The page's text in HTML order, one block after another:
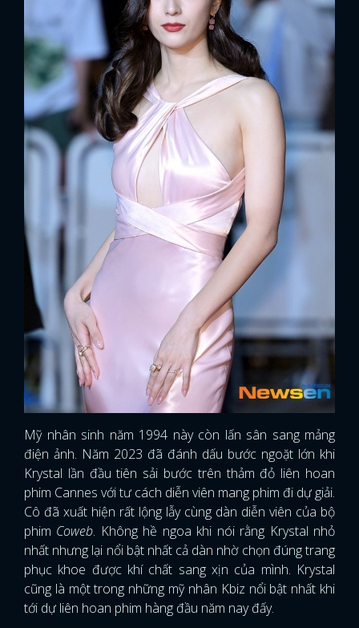
Mỹ nhân sinh năm 1994 này còn lấn sân sang mảng
điện ảnh. Năm 2023 đã đánh dấu bước ngoặt lớn khi
Krystal lần đầu tiên sải bước trên thảm đỏ liên hoan
phim Cannes với tư cách diễn viên mang phim đi dự giải.
Cô đã xuất hiện rất lộng lẫy cùng dàn diễn viên của bộ
phim Coweb. Không hề ngoa khi nói rằng Krystal nhỏ
nhất nhưng lại nổi bật nhất cả dàn nhờ chọn đúng trang
phục khoe được khí chất sang xịn của mình. Krystal
cũng là một trong những mỹ nhân Kbiz nổi bật nhất khi
tới dự liên hoan phim hàng đầu năm nay đấy.